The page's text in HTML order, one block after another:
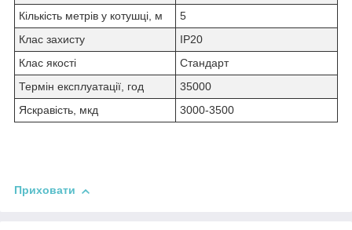
Кількість метрів у котушці, м
5
Клас захисту
IP20
Клас якості
Стандарт
Термін експлуатації, год
35000
Яскравість, мкд
3000-3500
Приховати